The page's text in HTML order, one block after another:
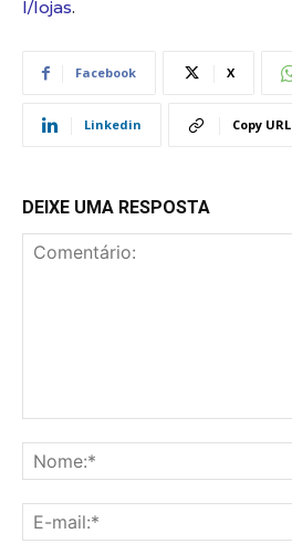
l/lojas.
Facebook X
Linkedin Copy URL
DEIXE UMA RESPOSTA